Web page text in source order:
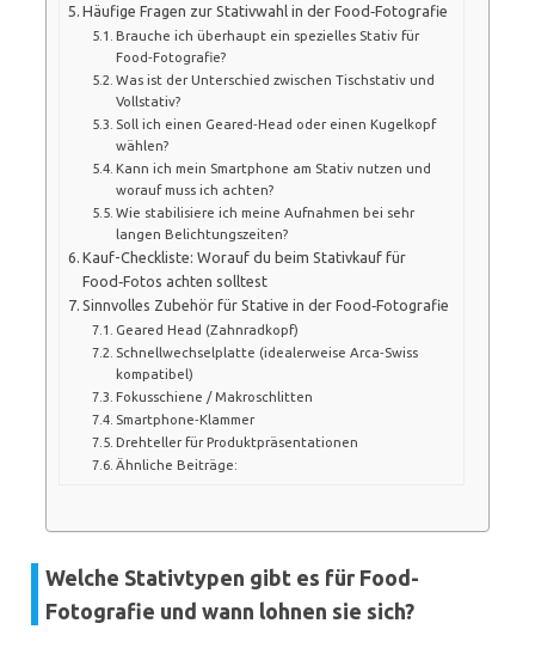
Häufige Fragen zur Stativwahl in der Food‑Fotografie
Brauche ich überhaupt ein spezielles Stativ für
Food‑Fotografie?
Was ist der Unterschied zwischen Tischstativ und
Vollstativ?
Soll ich einen Geared‑Head oder einen Kugelkopf
wählen?
Kann ich mein Smartphone am Stativ nutzen und
worauf muss ich achten?
Wie stabilisiere ich meine Aufnahmen bei sehr
langen Belichtungszeiten?
Kauf-Checkliste: Worauf du beim Stativkauf für
Food‑Fotos achten solltest
Sinnvolles Zubehör für Stative in der Food‑Fotografie
Geared Head (Zahnradkopf)
Schnellwechselplatte (idealerweise Arca‑Swiss
kompatibel)
Fokusschiene / Makroschlitten
Smartphone‑Klammer
Drehteller für Produktpräsentationen
Ähnliche Beiträge:
Welche Stativtypen gibt es für Food-
Fotografie und wann lohnen sie sich?